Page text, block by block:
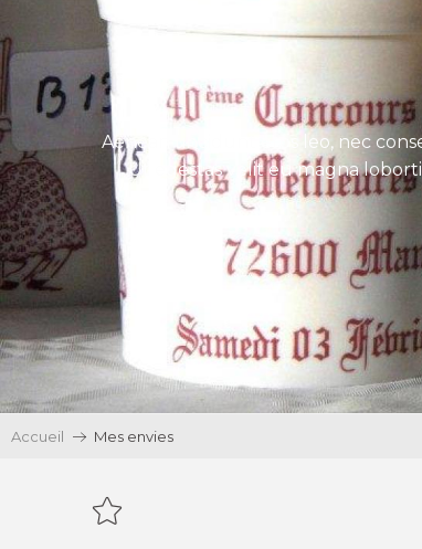
Aenean tincidunt eros leo, nec
Ut egestas velit eu magna
Accueil Mes envies